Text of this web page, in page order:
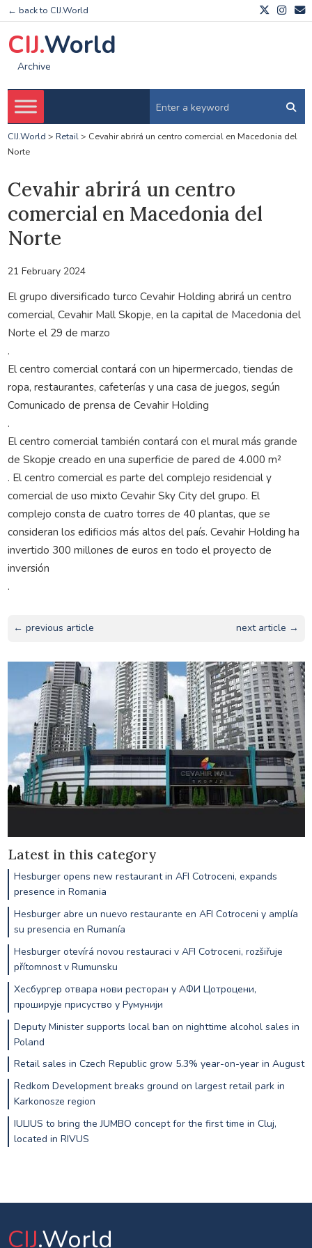
← back to CIJ.World
CIJ.World
Archive
CIJ.World > Retail> Cevahir abrirá un centro comercial en Macedonia del
Norte
Cevahir abrirá un centro
comercial en Macedonia del
Norte
21 February 2024
El grupo diversificado turco Cevahir Holding abrirá un centro
comercial, Cevahir Mall Skopje, en la capital de Macedonia del
Norte el 29 de marzo
.
El centro comercial contará con un hipermercado, tiendas de
ropa, restaurantes, cafeterías y una casa de juegos, según
Comunicado de prensa de Cevahir Holding
.
El centro comercial también contará con el mural más grande
de Skopje creado en una superficie de pared de 4.000 m²
. El centro comercial es parte del complejo residencial y
comercial de uso mixto Cevahir Sky City del grupo. El
complejo consta de cuatro torres de 40 plantas, que se
consideran los edificios más altos del país. Cevahir Holding ha
invertido 300 millones de euros en todo el proyecto de
inversión
.
← previous article next article →
Latest in this category
Hesburger opens new restaurant in AFI Cotroceni, expands
presence in Romania
Hesburger abre un nuevo restaurante en AFI Cotroceni y amplía
su presencia en Rumanía
Hesburger otevírá novou restauraci v AFI Cotroceni, rozšiřuje
přítomnost v Rumunsku
Хесбургер отвара нови ресторан у АФИ Цотроцени,
проширује присуство у Румунији
Deputy Minister supports local ban on nighttime alcohol sales in
Poland
Retail sales in Czech Republic grow 5.3% year-on-year in August
Redkom Development breaks ground on largest retail park in
Karkonosze region
IULIUS to bring the JUMBO concept for the first time in Cluj,
located in RIVUS
CIJ.World